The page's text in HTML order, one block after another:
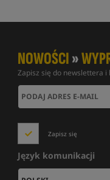
NOWOŚCI»
Zapisz się do newslettera i
Zapisz się
Język komunikacji